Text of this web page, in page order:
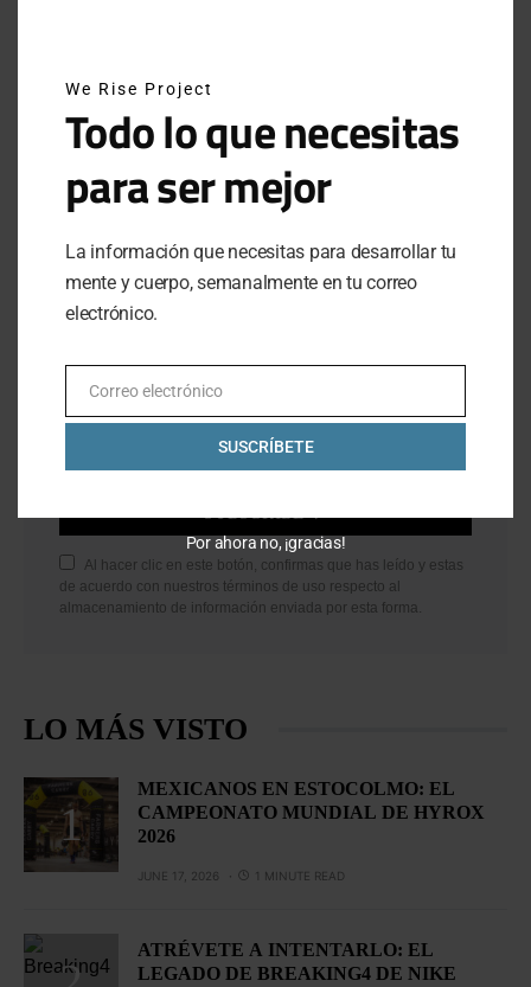
JUNE 29, 2025
INSTAGRAM
SUSCRÍBETE A NUESTRO NEWSLETTER
Al hacer clic en este botón, confirmas que has leído y estas
de acuerdo con nuestros términos de uso respecto al
almacenamiento de información enviada por esta forma.
LO MÁS VISTO
MEXICANOS EN ESTOCOLMO: EL
CAMPEONATO MUNDIAL DE HYROX
2026
JUNE 17, 2026 1 MINUTE READ
ATRÉVETE A INTENTARLO: EL
LEGADO DE BREAKING4 DE NIKE
We Rise Project
Todo lo que necesitas
para ser mejor
La información que necesitas para desarrollar tu
mente y cuerpo, semanalmente en tu correo
electrónico.
EmailCorreo electrónico
SUSCRÍBETE
Por ahora no, ¡gracias!